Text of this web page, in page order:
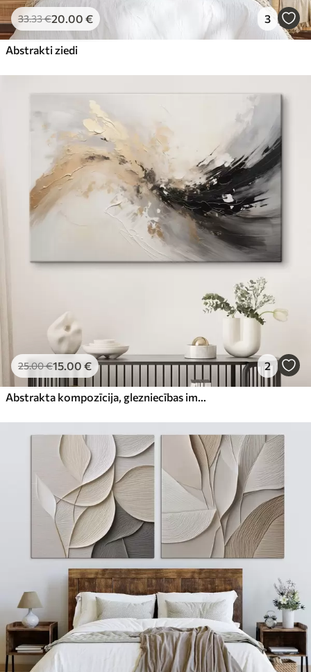
33.33€20.00 € 3
Abstrakti ziedi
25.00€15.00 € 2
Abstrakta kompozīcija, glezniecības imitācija